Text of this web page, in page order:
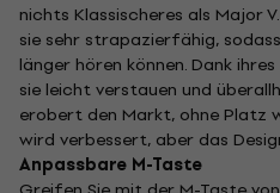
nichts Klassischeres als Major
sie sehr strapazierfähig,
länger hören können. Dank
sie leicht verstauen und
erobert den Markt, ohne Platz
wird verbessert, aber das
Anpassbare M-Taste